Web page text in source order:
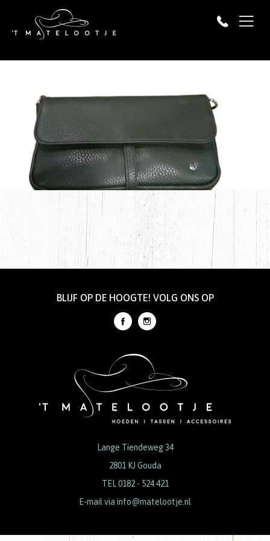
BLIJF OP DE HOOGTE! VOLG ONS OP
Lange Tiendeweg 34
2801 KJ Gouda
TEL 0182 - 524 421
E-mail via info@matelootje.nl